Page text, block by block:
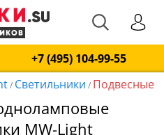
+7 (495) 104-99-55
/ Светильники / Подвесные
MW-Light